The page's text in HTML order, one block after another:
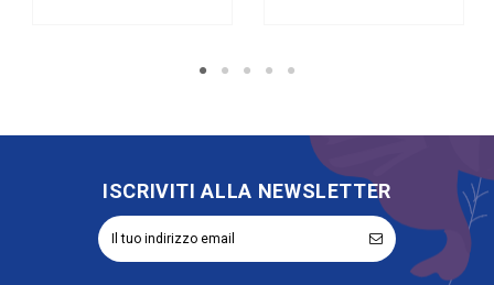
ISCRIVITI ALLA NEWSLETTER